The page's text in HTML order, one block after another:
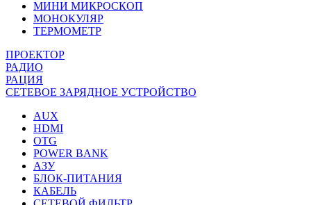
МИНИ МИКРОСКОП
МОНОКУЛЯР
ТЕРМОМЕТР
ПРОЕКТОР
РАДИО
РАЦИЯ
СЕТЕВОЕ ЗАРЯДНОЕ УСТРОЙСТВО
AUX
HDMI
OTG
POWER BANK
АЗУ
БЛОК-ПИТАНИЯ
КАБЕЛЬ